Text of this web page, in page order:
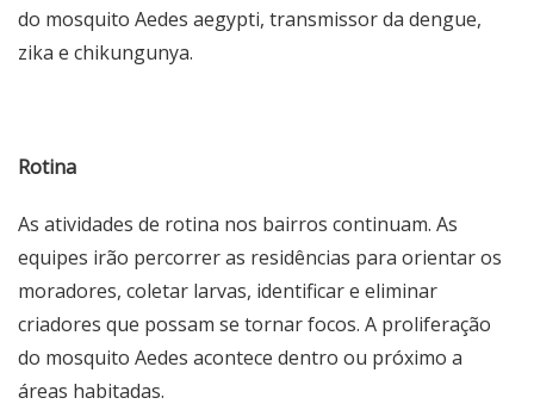
do mosquito Aedes aegypti, transmissor da dengue,
zika e chikungunya.
Rotina
As atividades de rotina nos bairros continuam. As
equipes irão percorrer as residências para orientar os
moradores, coletar larvas, identificar e eliminar
criadores que possam se tornar focos. A proliferação
do mosquito Aedes acontece dentro ou próximo a
áreas habitadas.